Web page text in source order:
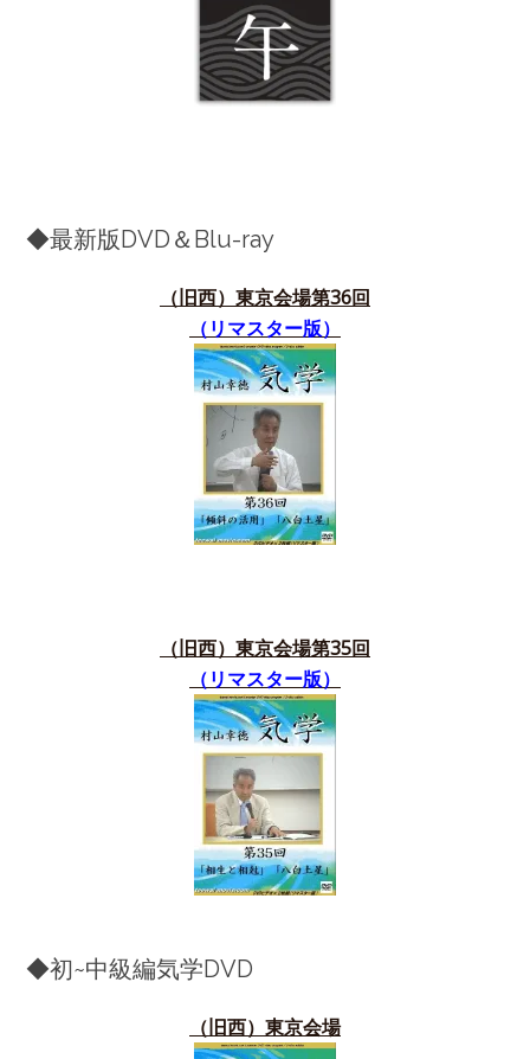
◆最新版DVD＆Blu-ray
（旧西）東京会場第36回
（リマスター版）
（旧西）東京会場第35回
（リマスター版）
◆初~中級編気学DVD
（旧西）東京会場